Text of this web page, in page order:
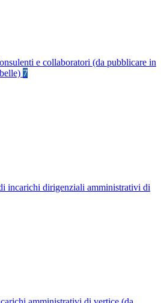
e collaboratori (da pubblicare in
7
incarichi dirigenziali amministrativi di